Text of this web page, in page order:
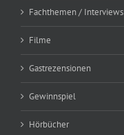
Fachthemen / Interviews
Filme
Gastrezensionen
Gewinnspiel
Hörbücher